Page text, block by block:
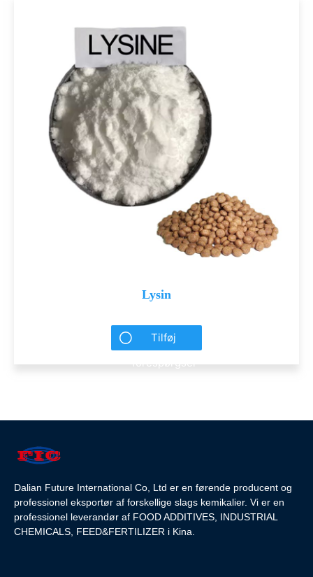
Lysin
Tilføj
forespørgsel
Dalian Future International Co, Ltd er en førende producent og
professionel eksportør af forskellige slags kemikalier. Vi er en
professionel leverandør af FOOD ADDITIVES, INDUSTRIAL
CHEMICALS, FEED&FERTILIZER i Kina.